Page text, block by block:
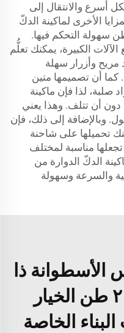
أسرع والانتقال إلى
الأخرى لماكينة الدكّ
من شركة «بنما» بسعة ٢ طن سهولة التحكم فيها.
الكبيرة، يمكنك تعلُّم
وأزرار سهلة
كما أن تصميمها متين
صلبة، لذا فإن ماكينة
أن تتلف. وهذا يعني
وبالإضافة إلى ذلك، فإن
تحميلها على شاحنة
مناسبة لمختلف
الدكّ الدوارة من
بالموثوقية والسرعة وسهولة
ذا
السعة التحميلية ٢ طن الخيار
الخاصة